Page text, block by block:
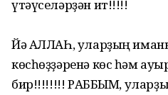
үтәүселәрҙән ит!!!!!
Йә АЛЛАҺ, уларҙың
көсһөҙҙәренә көс һәм
бир!!!!!!!! РАББЫМ,